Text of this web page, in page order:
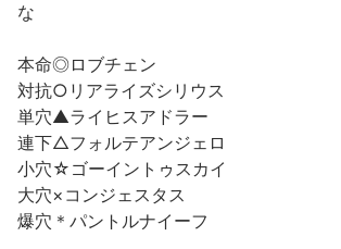
な
本命◎ロブチェン
対抗○リアライズシリウス
単穴▲ライヒスアドラー
連下△フォルテアンジェロ
小穴☆ゴーイントゥスカイ
大穴×コンジェスタス
爆穴＊パントルナイーフ